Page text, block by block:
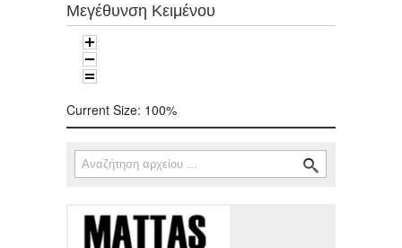
Μεγέθυνση Κειμένου
Current Size: 100%
Φόρμα αναζήτησης
Αναζήτηση